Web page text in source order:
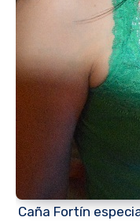
Caña Fortín